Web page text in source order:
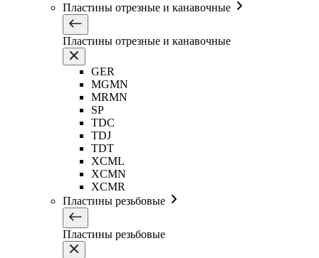
Пластины отрезные и канавочные
Пластины отрезные и канавочные
GER
MGMN
MRMN
SP
TDC
TDJ
TDT
XCML
XCMN
XCMR
Пластины резьбовые
Пластины резьбовые